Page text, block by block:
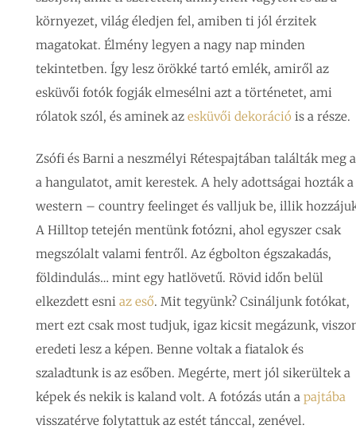
környezet, világ éledjen fel, amiben ti jól érzitek
magatokat. Élmény legyen a nagy nap minden
tekintetben. Így lesz örökké tartó emlék, amiről az
esküvői fotók fogják elmesélni azt a történetet, ami
rólatok szól, és aminek az esküvői dekoráció is a része.
Zsófi és Barni a neszmélyi Rétespajtában találták meg
a hangulatot, amit kerestek. A hely adottságai hozták a
western – country feelinget és valljuk be, illik
A Hilltop tetején mentünk fotózni, ahol egyszer csak
megszólalt valami fentről. Az égbolton égszakadás,
földindulás… mint egy hatlövetű. Rövid időn belül
elkezdett esni az eső. Mit tegyünk? Csináljunk fotókat,
mert ezt csak most tudjuk, igaz kicsit megázunk,
eredeti lesz a képen. Benne voltak a fiatalok és
szaladtunk is az esőben. Megérte, mert jól sikerültek a
képek és nekik is kaland volt. A fotózás után a pajtába
visszatérve folytattuk az estét tánccal, zenével.